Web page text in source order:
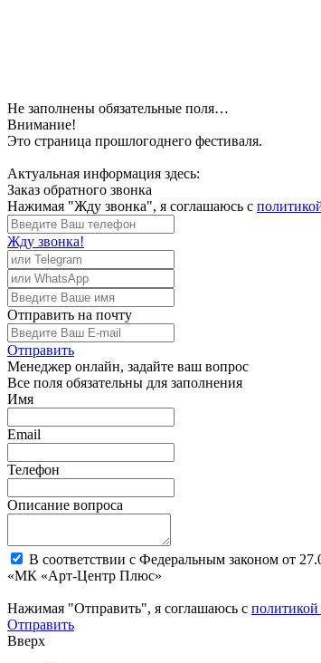
Не заполнены обязательные поля…
Внимание!
Это страница прошлогоднего фестиваля.
Актуальная информация здесь:
Заказ обратного звонка
Нажимая "Жду звонка", я соглашаюсь с
Жду звонка!
Отправить на почту
Отправить
Менеджер онлайн, задайте ваш вопрос
Все поля обязательны для заполнения
Имя
Email
Телефон
Описание вопроса
В соответствии с Федеральным законом от
«МК «Арт-Центр Плюс»
Нажимая "Отправить", я соглашаюсь с
Отправить
Вверх